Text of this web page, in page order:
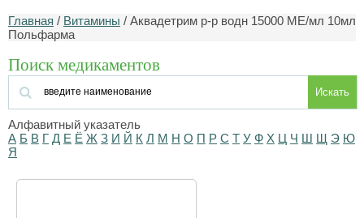
Главная / Витамины / Аквадетрим р-р водн 15000 МЕ/мл 10мл
Польфарма
Поиск медикаментов
Искать
Алфавитный указатель
А Б В Г Д Е Ё Ж З И Й К Л М Н О П Р С Т У Ф Х Ц Ч Ш Щ Э Ю
Я